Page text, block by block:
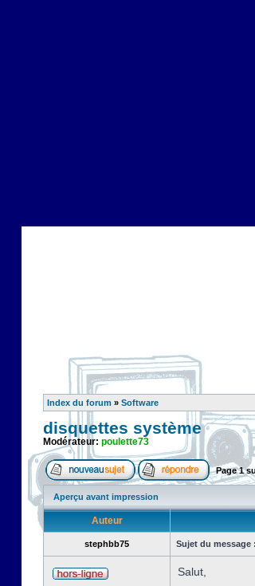
Index du forum » Software
disquettes système
Modérateur: poulette73
Page1
Aperçu avant impression
Auteur
stephbb75 Sujet du message :
Salut,